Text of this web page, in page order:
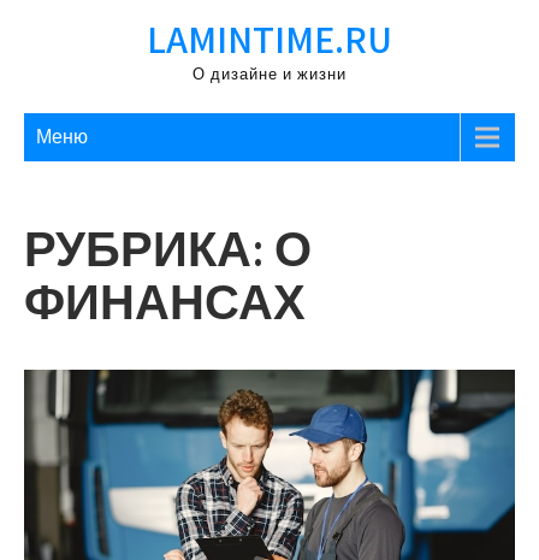
LAMINTIME.RU
О дизайне и жизни
Меню
РУБРИКА: О
ФИНАНСАХ